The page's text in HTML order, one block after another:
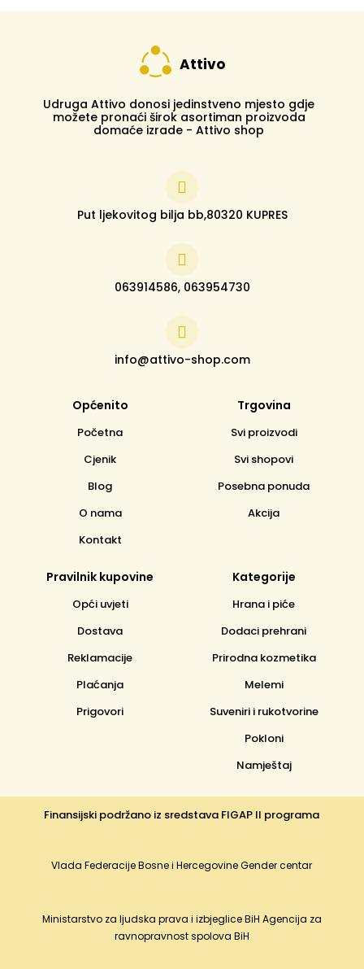
Attivo
Udruga Attivo donosi jedinstveno mjesto gdje
možete pronaći širok asortiman proizvoda
domaće izrade - Attivo shop
Put ljekovitog bilja bb,80320 KUPRES
063914586, 063954730
info@attivo-shop.com
Općenito
Početna
Cjenik
Blog
O nama
Kontakt
Trgovina
Svi proizvodi
Svi shopovi
Posebna ponuda
Akcija
Pravilnik kupovine
Opći uvjeti
Dostava
Reklamacije
Plaćanja
Prigovori
Kategorije
Hrana i piće
Dodaci prehrani
Prirodna kozmetika
Melemi
Suveniri i rukotvorine
Pokloni
Namještaj
Finansijski podržano iz sredstava FIGAP II programa
Vlada Federacije Bosne i Hercegovine Gender centar
Ministarstvo za ljudska prava i izbjeglice BiH Agencija za
ravnopravnost spolova BiH